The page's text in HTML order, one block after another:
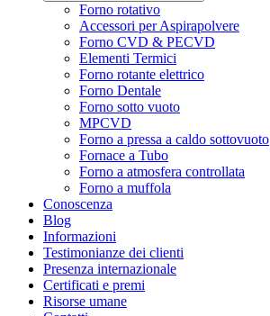
Forno rotativo
Accessori per Aspirapolvere
Forno CVD & PECVD
Elementi Termici
Forno rotante elettrico
Forno Dentale
Forno sotto vuoto
MPCVD
Forno a pressa a caldo sottovuoto
Fornace a Tubo
Forno a atmosfera controllata
Forno a muffola
Conoscenza
Blog
Informazioni
Testimonianze dei clienti
Presenza internazionale
Certificati e premi
Risorse umane